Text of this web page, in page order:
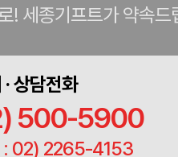
! 세종기프트가 약속드
상담전화
500-5900
: 02) 2265-4153